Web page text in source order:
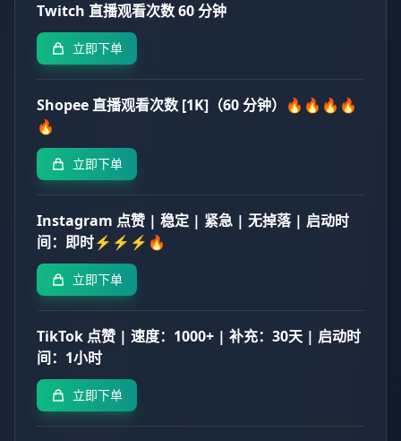
Twitch 直播观看次数 60 分钟
立即下单
Shopee 直播观看次数 [1K]（60 分钟）🔥🔥🔥🔥
🔥
立即下单
Instagram 点赞 | 稳定 | 紧急 | 无掉落 | 启动时
间：即时⚡⚡⚡🔥
立即下单
TikTok 点赞 | 速度：1000+ | 补充：30天 | 启动时
间：1小时
立即下单